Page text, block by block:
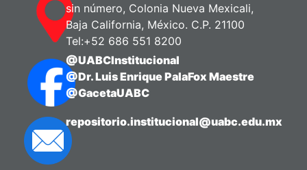
sin número, Colonia Nueva Mexicali,
Baja California, México. C.P. 21100
Tel:+52 686 551 8200
@UABCInstitucional
@Dr. Luis Enrique PalaFox Maestre
@GacetaUABC
repositorio.institucional@uabc.edu.mx